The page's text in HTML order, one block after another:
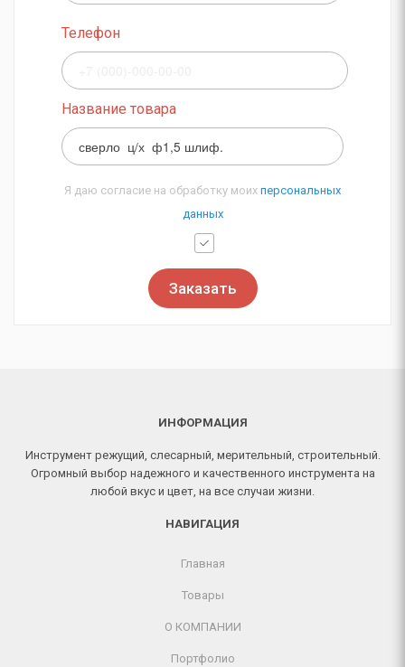
Телефон
Название товара
Я даю согласие на обработку моих персональных
данных
Заказать
ИНФОРМАЦИЯ
Инструмент режущий, слесарный, мерительный, строительный.
Огромный выбор надежного и качественного инструмента на
любой вкус и цвет, на все случаи жизни.
НАВИГАЦИЯ
Главная
Товары
О КОМПАНИИ
Портфолио